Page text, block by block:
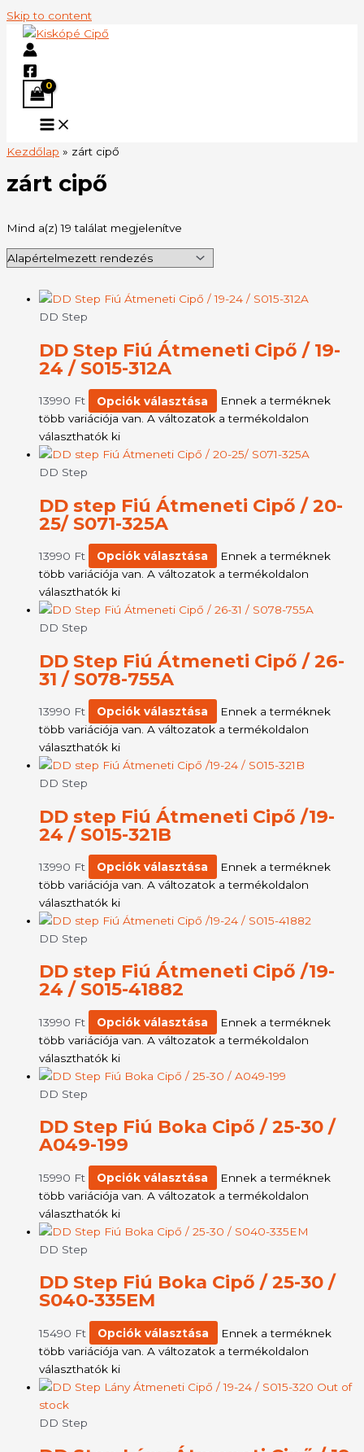
Skip to content
Kezdőlap » zárt cipő
zárt cipő
Mind a(z) 19 találat megjelenítve
DD Step
DD Step Fiú Átmeneti Cipő / 19-
24 / S015-312A
13990 Ft Opciók választása
Ennek a terméknek
több variációja van. A változatok a termékoldalon
választhatók ki
DD Step
DD step Fiú Átmeneti Cipő / 20-
25/ S071-325A
13990 Ft Opciók választása
Ennek a terméknek
több variációja van. A változatok a termékoldalon
választhatók ki
DD Step
DD Step Fiú Átmeneti Cipő / 26-
31 / S078-755A
13990 Ft Opciók választása
Ennek a terméknek
több variációja van. A változatok a termékoldalon
választhatók ki
DD Step
DD step Fiú Átmeneti Cipő /19-
24 / S015-321B
13990 Ft Opciók választása
Ennek a terméknek
több variációja van. A változatok a termékoldalon
választhatók ki
DD Step
DD step Fiú Átmeneti Cipő /19-
24 / S015-41882
13990 Ft Opciók választása
Ennek a terméknek
több variációja van. A változatok a termékoldalon
választhatók ki
DD Step
DD Step Fiú Boka Cipő / 25-30 /
A049-199
15990 Ft Opciók választása
Ennek a terméknek
több variációja van. A változatok a termékoldalon
választhatók ki
DD Step
DD Step Fiú Boka Cipő / 25-30 /
S040-335EM
15490 Ft Opciók választása
Ennek a terméknek
több variációja van. A változatok a termékoldalon
választhatók ki
Out of
stock
DD Step